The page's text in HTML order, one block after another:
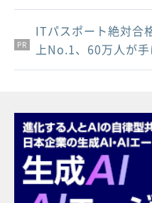
PR
PR
PR
ITパスポート絶対合
上No.1、60万人が